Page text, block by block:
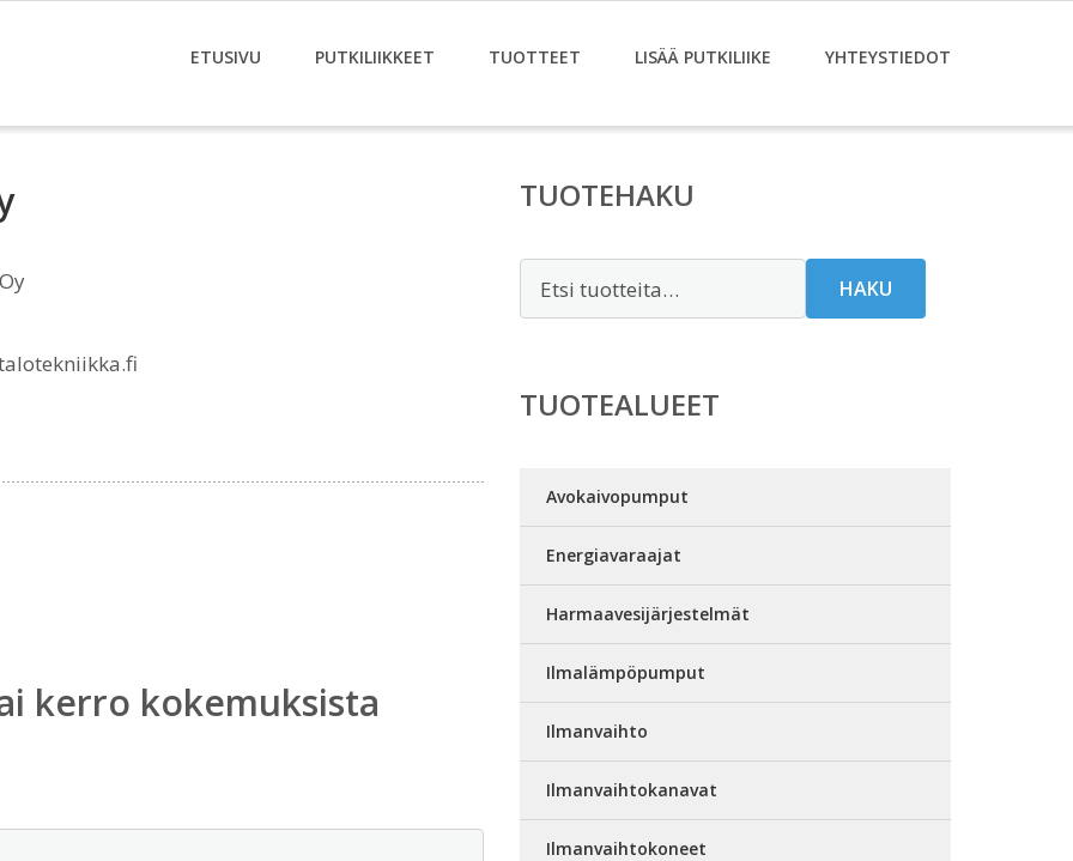
ETUSIVU PUTKILIIKKEET TUOTTEET LISÄÄ PUTKILIIKE YHTEYSTIEDOT
kerro kokemuksista
TUOTEHAKU
HAKU
TUOTEALUEET
Avokaivopumput
Energiavaraajat
Harmaavesijärjestelmät
Ilmalämpöpumput
Ilmanvaihto
Ilmanvaihtokanavat
Ilmanvaihtokoneet